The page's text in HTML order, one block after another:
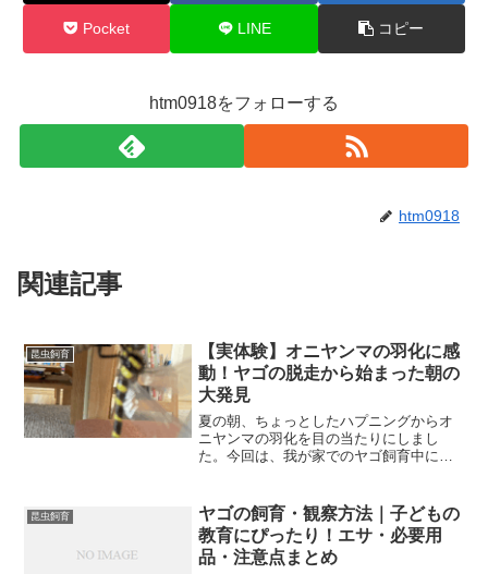
Pocket LINE コピー
htm0918をフォローする
htm0918
関連記事
昆虫飼育
【実体験】オニヤンマの羽化に感
動！ヤゴの脱走から始まった朝の
大発見
夏の朝、ちょっとしたハプニングからオ
ニヤンマの羽化を目の当たりにしまし
た。今回は、我が家でのヤゴ飼育中に起
中のハプニング！朝起きたらいない！？
いつものように水槽をのぞく...
昆虫飼育
ヤゴの飼育・観察方法｜子どもの
教育にぴったり！エサ・必要用
品・注意点まとめ